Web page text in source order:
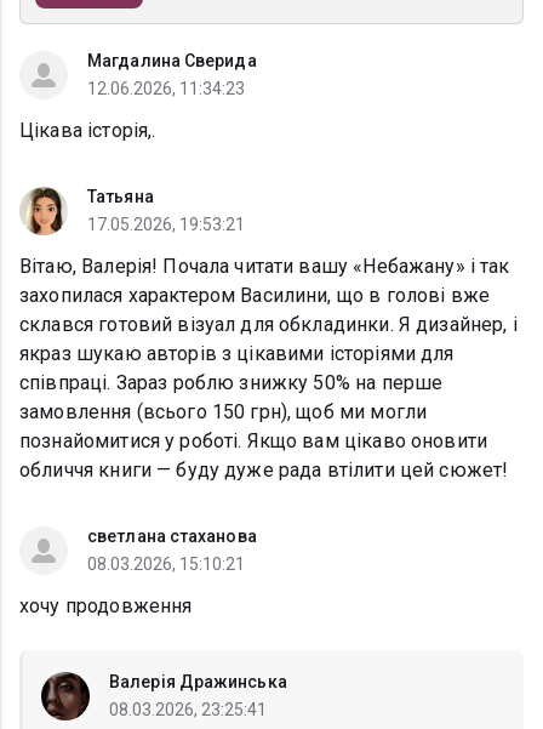
Магдалина Сверида
12.06.2026, 11:34:23
Цікава історія,.
Татьяна
17.05.2026, 19:53:21
Вітаю, Валерія! Почала читати вашу «Небажану» і так
захопилася характером Василини, що в голові вже
склався готовий візуал для обкладинки. Я дизайнер, і
якраз шукаю авторів з цікавими історіями для
співпраці. Зараз роблю знижку 50% на перше
замовлення (всього 150 грн), щоб ми могли
познайомитися у роботі. Якщо вам цікаво оновити
обличчя книги — буду дуже рада втілити цей сюжет!
светлана стаханова
08.03.2026, 15:10:21
хочу продовження
Валерія Дражинська
08.03.2026, 23:25:41